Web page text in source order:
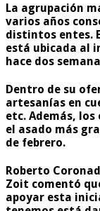
La agrupación
varios años
distintos entes.
está ubicada al
hace dos
Dentro de su
artesanías en
etc. Además,
el asado más
de febrero.
Roberto
Zoit comentó
apoyar esta